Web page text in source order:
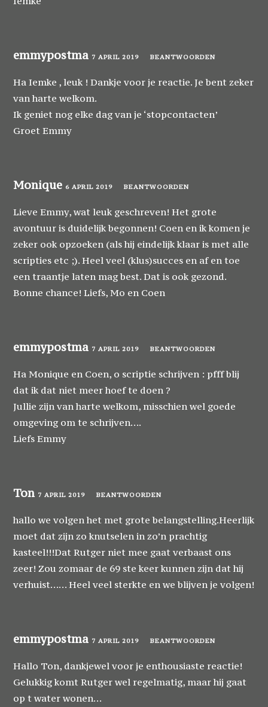
emmypostma 7 APRIL 2019 BEANTWOORDEN
Ha Iemke , leuk ! Dankje voor je reactie. Je bent zeker
van harte welkom.
Ik geniet nog elke dag van je ‘stopcontacten’
Groet Emmy
Monique 6 APRIL 2019 BEANTWOORDEN
Lieve Emmy, wat leuk geschreven! Het grote
avontuur is duidelijk begonnen! Coen en ik komen je
zeker ook opzoeken (als hij eindelijk klaar is met alle
scripties etc ;). Heel veel (klus)succes en af en toe
een traantje laten mag best. Dat is ook gezond.
Bonne chance! Liefs, Mo en Coen
emmypostma 7 APRIL 2019 BEANTWOORDEN
Ha Monique en Coen, o scriptie schrijven : pfff blij
dat ik dat niet meer hoef te doen ?
Jullie zijn van harte welkom, misschien wel goede
omgeving om te schrijven….
Liefs Emmy
Ton 7 APRIL 2019 BEANTWOORDEN
hallo we volgen het met grote belangstelling.Heerlijk
moet dat zijn zo knutselen in zo’n prachtig
kasteel!!!Dat Rutger niet mee gaat verbaast ons
zeer! Zou zomaar de 69 ste keer kunnen zijn dat hij
verhuist…… Heel veel sterkte en we blijven je volgen!
emmypostma 7 APRIL 2019 BEANTWOORDEN
Hallo Ton, dankjewel voor je enthousiaste reactie!
Gelukkig komt Rutger wel regelmatig, maar hij gaat
op t water wonen…